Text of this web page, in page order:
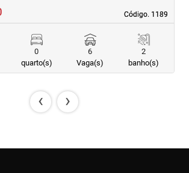
Código. 1189
Código. 1189
0
quarto(s)
6
Vaga(s)
2
banho(s)
‹ ›